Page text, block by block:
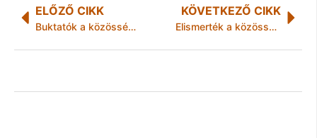
ELŐZŐ CIKK
Buktatók a közösségi értékesítésben
KÖVETKEZŐ CIKK
Elismerték a közösségi közlekedésért végzett munkát